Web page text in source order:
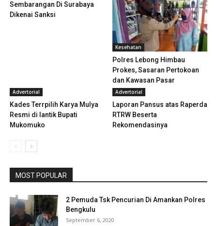
Sembarangan Di Surabaya
Dikenai Sanksi
Kesehatan
Polres Lebong Himbau
Prokes, Sasaran Pertokoan
dan Kawasan Pasar
Advertorial
Kades Terrpilih Karya Mulya
Resmi di lantik Bupati
Mukomuko
Advertorial
Laporan Pansus atas Raperda
RTRW Beserta
Rekomendasinya
MOST POPULAR
2 Pemuda Tsk Pencurian Di Amankan Polres
Bengkulu
September 6, 2020